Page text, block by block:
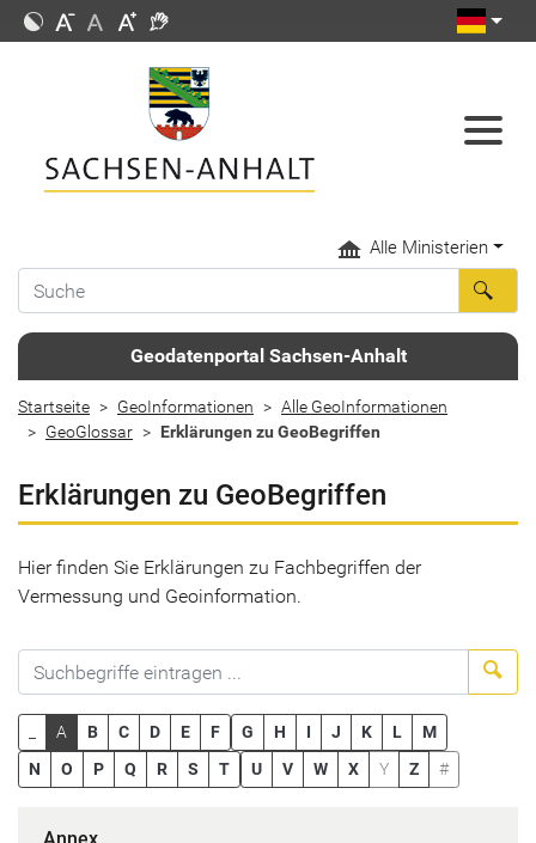
Alle Ministerien
Geodatenportal Sachsen-Anhalt
Startseite GeoInformationen
Alle GeoInformationen
GeoGlossar
Erklärungen zu GeoBegriffen
Erklärungen zu GeoBegriffen
Hier finden Sie Erklärungen zu Fachbegriffen der
Vermessung und Geoinformation.
A B C D E F G H I J K L
M
N
O P Q R S T U V W X Y Z #